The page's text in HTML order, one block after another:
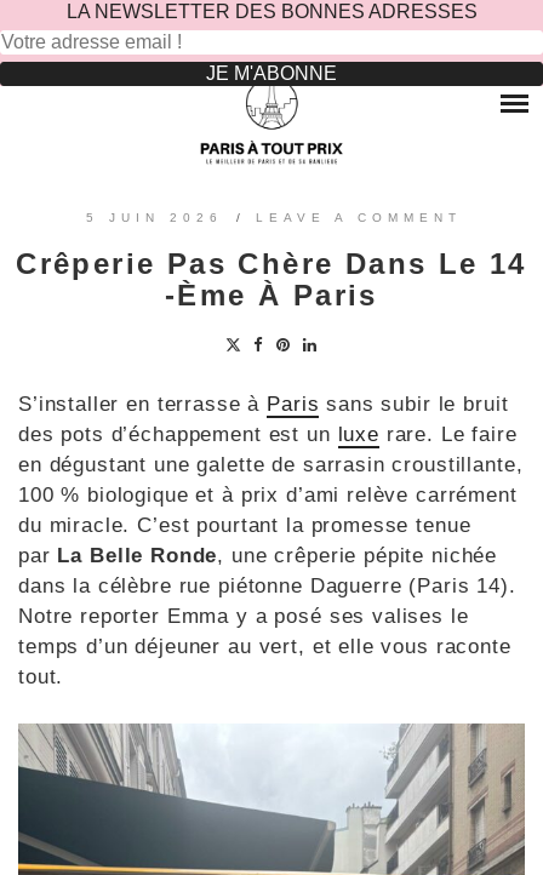
Rechercher :
Skip
OÙ MANGER DANS LE MARAIS ?
OÙ MANGER DANS PARIS 5 -ÈME ?
OÙ MANGER DANS LE 15ÈME ?
?
SORTIES ENFANTS
PARCS ATTRACTION BANLIEUE
5 JUIN 2026 / LEAVE A COMMENT
Crêperie Pas Chère Dans Le 14
-ème À Paris
S’installer en terrasse à Paris sans subir le bruit
des pots d’échappement est un
luxe rare. Le faire
en dégustant une galette de sarrasin croustillante,
100 % biologique et à prix d’ami relève carrément
du miracle. C’est pourtant la promesse tenue
par La Belle Ronde, une crêperie pépite nichée
dans la célèbre rue piétonne Daguerre (Paris 14).
Notre reporter Emma y a posé ses valises le
temps d’un déjeuner au vert, et elle vous raconte
tout.
LA NEWSLETTER DES BONNES ADRESSES